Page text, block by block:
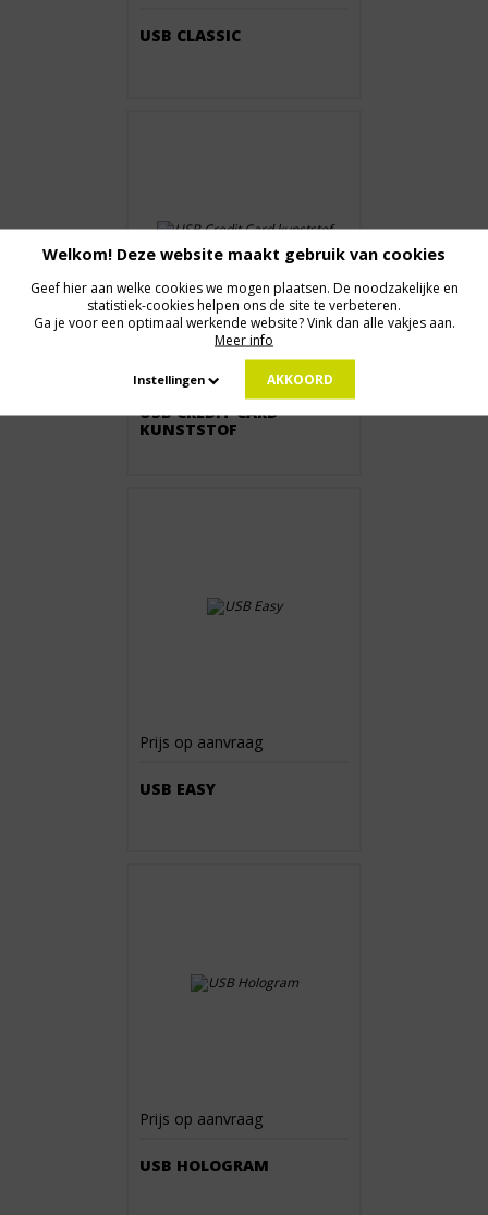
USB CLASSIC
Prijs op aanvraag
USB CREDIT CARD
KUNSTSTOF
Prijs op aanvraag
USB EASY
Prijs op aanvraag
USB HOLOGRAM
Welkom! Deze website maakt gebruik van cookies
Geef hier aan welke cookies we mogen plaatsen. De noodzakelijke en
statistiek-cookies helpen ons de site te verbeteren.
Ga je voor een optimaal werkende website? Vink dan alle vakjes aan.
Meer info
Instellingen AKKOORD